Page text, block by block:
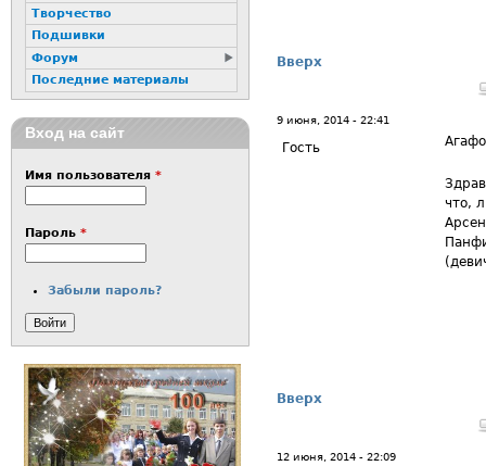
Вверх
9 июня, 2014 - 22:41
Гость
что,
Вверх
12 июня, 2014 - 22:09
Творчество
Подшивки
Форум
Последние материалы
Вход на сайт
Имя пользователя *
Пароль *
Забыли пароль?